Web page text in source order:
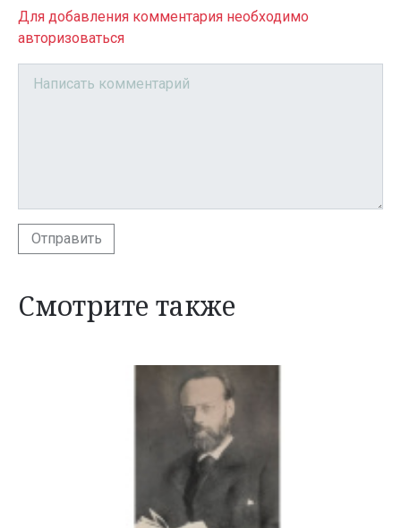
Для добавления комментария необходимо
авторизоваться
Отправить
Смотрите также